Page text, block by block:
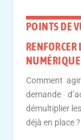
POINTS DE
RENFORCER
NUMÉRIQUE
Comment
demande
démultiplier
déjà en place ?